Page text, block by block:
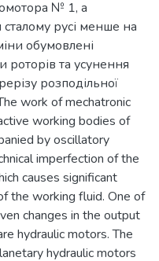
№ 1, а
русі менше на
обумовлені
та усунення
розподільної
work of mechatronic
working bodies of
by oscillatory
imperfection of the
causes significant
the working fluid. One of
changes in the output
hydraulic motors. The
hydraulic motors